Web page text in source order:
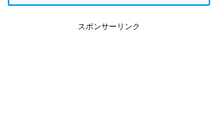
スポンサーリンク